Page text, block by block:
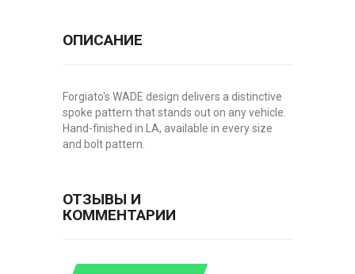
ОПИСАНИЕ
Forgiato's WADE design delivers a distinctive
spoke pattern that stands out on any vehicle.
Hand-finished in LA, available in every size
and bolt pattern.
ОТЗЫВЫ И
КОММЕНТАРИИ